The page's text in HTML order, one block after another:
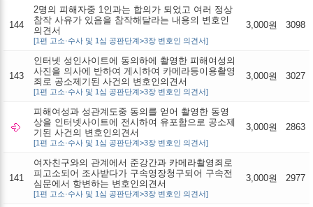
144
2명의 피해자중 1인과는 합의가 되었고 여러 정상
참작 사유가 있음을 참작해달라는 내용의 변호인
의견서
[1편 고소·수사 및 1심 공판단계>3장 변호인 의견서]
3,000원 3098
143
인터넷 성인사이트에 동의하에 촬영한 피해여성의
사진을 의사에 반하여 게시하여 카메라등이용촬영
죄로 공소제기된 사건의 변호인의견서
[1편 고소·수사 및 1심 공판단계>3장 변호인 의견서]
3,000원 3027
피해여성과 성관계도중 동의를 얻어 촬영한 동영
상을 인터넷사이트에 전시하여 유포함으로 공소제
기된 사건의 변호인의견서
[1편 고소·수사 및 1심 공판단계>3장 변호인 의견서]
3,000원 2863
141
여자친구와의 관계에서 준강간과 카메라촬영죄로
피고소되어 조사받다가 구속영장청구되어 구속전
심문에서 항변하는 변호인의견서
[1편 고소·수사 및 1심 공판단계>3장 변호인 의견서]
3,000원 2977